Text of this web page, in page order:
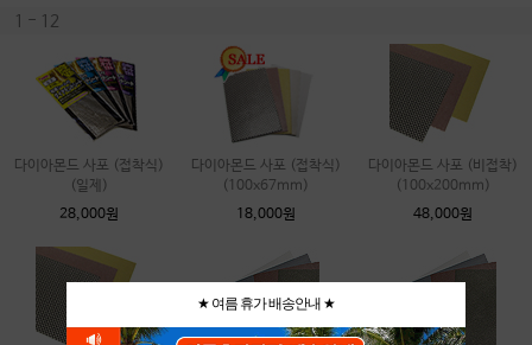
1 - 12
다이아몬드 사포 (접착식)
(일제)
28,000원
다이아몬드 사포 (접착식)
(100x67mm)
18,000원
다이아몬드 사포 (비접착)
(100x200mm)
48,000원
★ 여름 휴가 배송안내 ★